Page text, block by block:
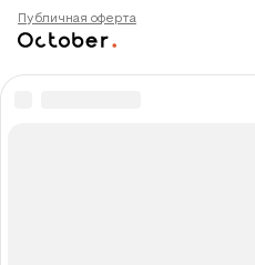
Публичная оферта